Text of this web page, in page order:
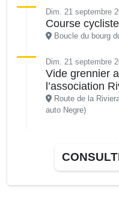
Dim. 21 septembre
Course
Boucle du bourg
Dim. 21 septembre
Vide grennier
l’association
Route de la
auto Negre)
Départ : Parking